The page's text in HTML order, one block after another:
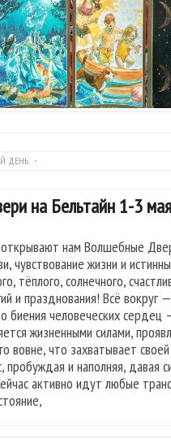
ДЕНЬ
на Бельтайн 1-3
открывают нам Волшебные
чувствование жизни и
тёплого, солнечного,
и празднования! Всё вокруг
биения человеческих сердец
жизненными силами,
вовне, что захватывает
пробуждая и наполняя, давая
активно идут любые